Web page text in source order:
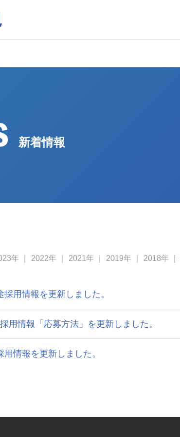
新着情報
年 2022年 2021年 2019年 2018年
採用情報を更新しました。
用情報「応募方法」を更新しました。
用情報を更新しました。